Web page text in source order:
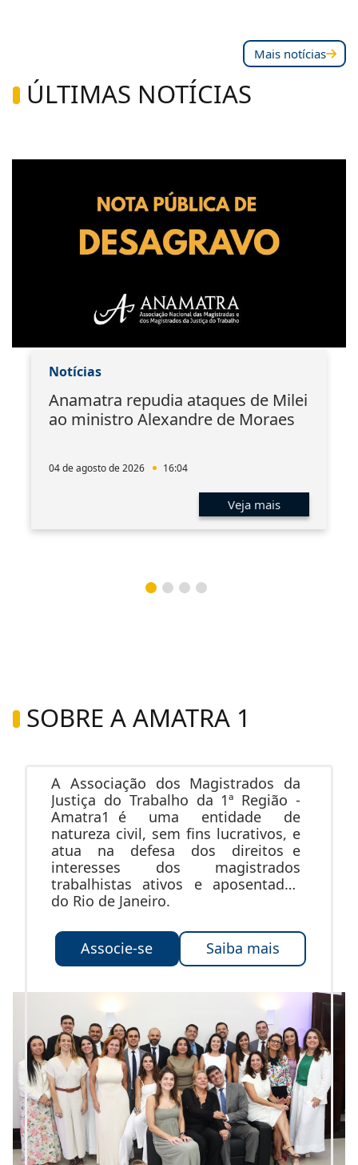
Mais notícias
ÚLTIMAS NOTÍCIAS
Notícias
Anamatra repudia ataques de Milei
ao ministro Alexandre de Moraes
04 de agosto de 2026 16:04
Veja mais
SOBRE A AMATRA 1
A Associação dos Magistrados da
Justiça do Trabalho da 1ª Região -
Amatra1 é uma entidade de
natureza civil, sem fins lucrativos, e
atua na defesa dos direitos e
interesses dos magistrados
trabalhistas ativos e aposentados
do Rio de Janeiro.
Associe-se Saiba mais